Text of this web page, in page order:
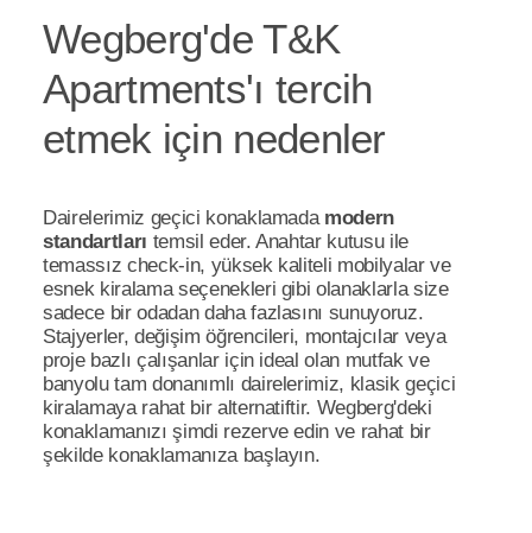
Wegberg'de T&K
Apartments'ı tercih
etmek için nedenler
Dairelerimiz geçici konaklamada modern
standartları temsil eder. Anahtar kutusu ile
temassız check-in, yüksek kaliteli mobilyalar ve
esnek kiralama seçenekleri gibi olanaklarla size
sadece bir odadan daha fazlasını sunuyoruz.
Stajyerler, değişim öğrencileri, montajcılar veya
proje bazlı çalışanlar için ideal olan mutfak ve
banyolu tam donanımlı dairelerimiz, klasik geçici
kiralamaya rahat bir alternatiftir. Wegberg'deki
konaklamanızı şimdi rezerve edin ve rahat bir
şekilde konaklamanıza başlayın.